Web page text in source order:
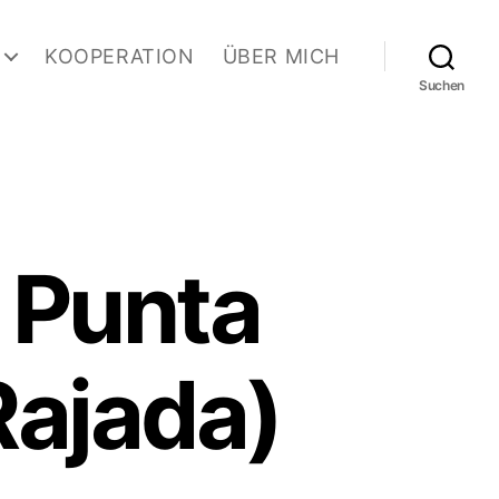
KOOPERATION ÜBER MICH
Suchen